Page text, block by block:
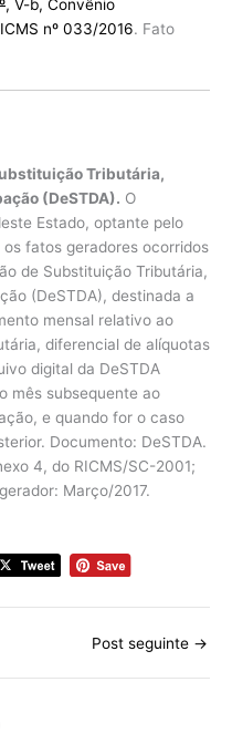
º, V-b, Convênio
nº 033/2016. Fato
Tributária,
(DeSTDA). O
Estado, optante pelo
fatos geradores ocorridos
de Substituição Tributária,
(DeSTDA), destinada a
mensal relativo ao
diferencial de alíquotas
digital da DeSTDA
mês subsequente ao
e quando for o caso
Documento: DeSTDA.
4, do RICMS/SC-2001;
Março/2017.
Post seguinte →